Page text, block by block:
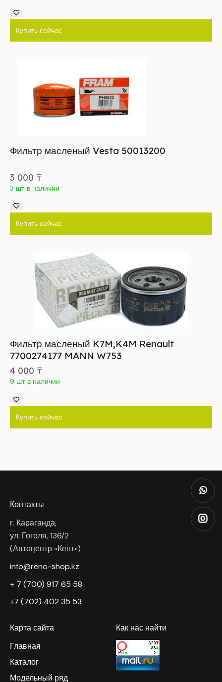
Купить сейчас
Фильтр масленый Vesta 50013200
3 000 ₸
3 шт в наличии
Купить сейчас
Фильтр масленый K7M,K4M Renault
7700274177 MANN W753
4 000 ₸
9 шт в наличии
Купить сейчас
Контакты
г. Караганда,
ул. Гоголя, 136/2
(Автоцентр «Кент»)
info@reno-shop.kz
+ 7 (700) 917 65 58
+7 (702) 402 35 53
Карта сайта
Главная
Каталог
Модельный ряд
Как нас найти